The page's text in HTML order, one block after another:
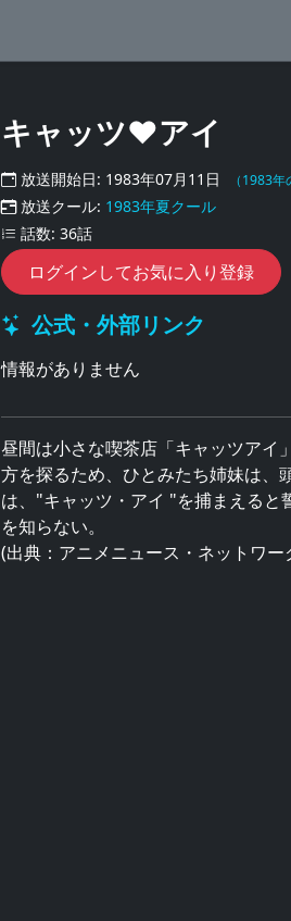
キャッツ♥アイ
放送開始日: 1983年07月11日 （1983年
放送クール: 1983年夏クール
話数: 36話
ログインしてお気に入り登録
公式・外部リンク
情報がありません
昼間は小さな喫茶店「キャッツアイ
方を探るため、ひとみたち姉妹は、
は、"キャッツ・アイ "を捕まえる
を知らない。
(出典：アニメニュース・ネットワー